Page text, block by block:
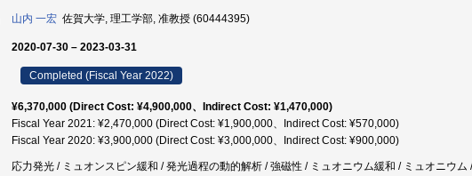
山内 一宏 佐賀大学, 理工学部, 准教授 (60444395)
2020-07-30 – 2023-03-31
Completed (Fiscal Year 2022)
¥6,370,000 (Direct Cost: ¥4,900,000、Indirect Cost: ¥1,470,000)
Fiscal Year 2021: ¥2,470,000 (Direct Cost: ¥1,900,000、Indirect Cost: ¥570,000)
Fiscal Year 2020: ¥3,900,000 (Direct Cost: ¥3,000,000、Indirect Cost: ¥900,000)
応力発光 / ミュオンスピン緩和 / 発光過程の動的解析 / 強磁性 / ミュオニウム緩和 / ミュオニウ